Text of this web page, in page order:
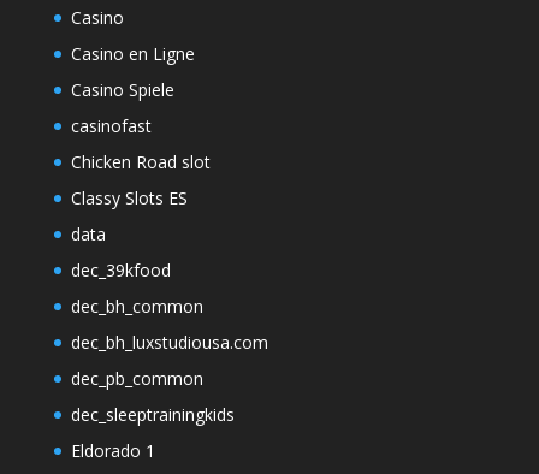
Casino
Casino en Ligne
Casino Spiele
casinofast
Chicken Road slot
Classy Slots ES
data
dec_39kfood
dec_bh_common
dec_bh_luxstudiousa.com
dec_pb_common
dec_sleeptrainingkids
Eldorado 1